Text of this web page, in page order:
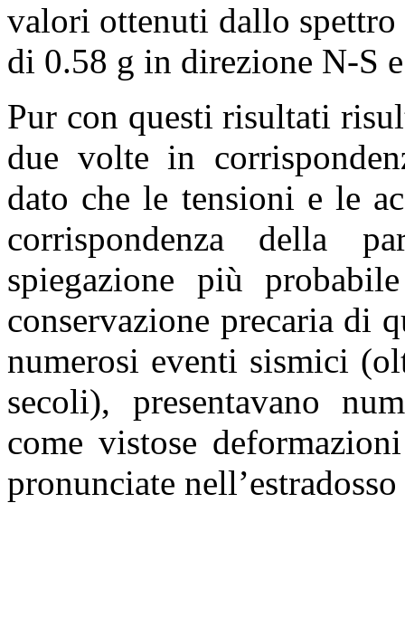
valori ottenuti dallo
di 0.58 g in direzione N-S
Pur con questi risultati
due volte in
dato che le tensioni e le
corrispondenza della
spiegazione più
conservazione precaria di
numerosi eventi sismici
secoli), presentavano
come vistose
pronunciate